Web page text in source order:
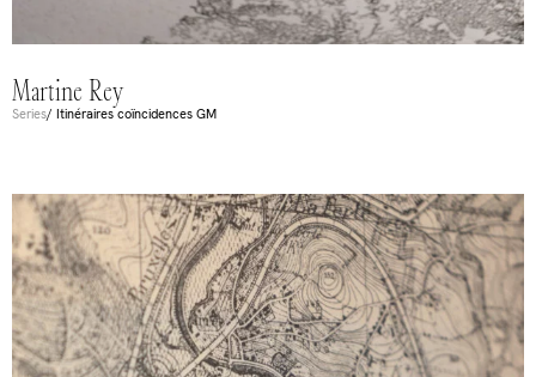
Martine Rey
Series/ Itinéraires coïncidences GM